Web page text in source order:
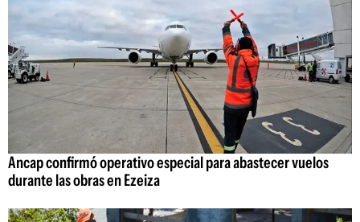
Ancap confirmó operativo especial para abastecer vuelos
durante las obras en Ezeiza